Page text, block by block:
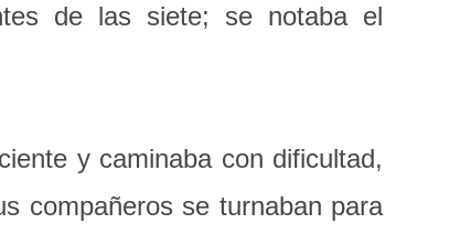
de las siete; se notaba el
y caminaba con dificultad,
compañeros se turnaban para